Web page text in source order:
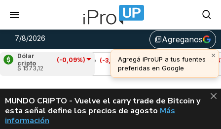
7/8/2026 library_addAgreganos
Dólar
cripto
(-0,09%)
$ 1573,12
Cardano (-3,38%)
Avalanche (-0,47%)
u$s 6,44
ALERTA
MUNDO CRIPTO - Vuelve el carry trade de Bitcoin y
esta señal define los precios de agosto VUELVE EL
Más
información